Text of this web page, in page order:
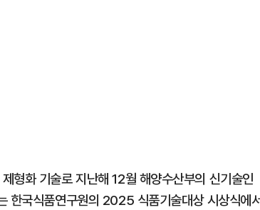
형화 기술로 지난해 12월 해양수산부의 신기술인
한국식품연구원의 2025 식품기술대상 시상식에